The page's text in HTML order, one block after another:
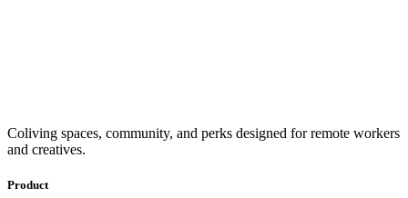
equipped with everything you need to be comfortable and
productive.
Coliving spaces, community, and perks designed for remote workers
and creatives.
Product